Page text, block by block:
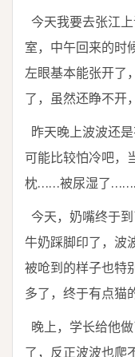
今天我要去张江
室，中午回来的时
左眼基本能张开了
了，虽然还睁不开
昨天晚上波波还
可能比较怕冷吧，
枕……被尿湿了
今天，奶嘴终于
牛奶踩脚印了，波
被呛到的样子也特
多了，终于有点猫
晚上，学长给他
了，反正波波也爬